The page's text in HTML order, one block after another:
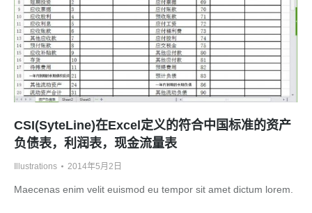
CSI(SyteLine)在Excel定义的符合中国标准的资产
负债表，利润表，现金流量表
Illustrations 2014年5月2日
Maecenas enim velit euismod eu tempor sit amet dictum lorem.